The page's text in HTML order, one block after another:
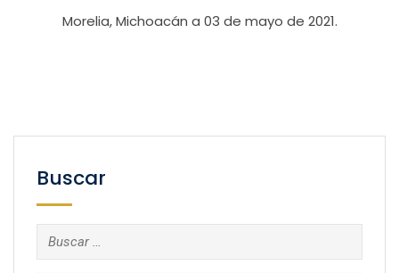
Morelia, Michoacán a 03 de mayo de 2021.
Buscar
Buscar: